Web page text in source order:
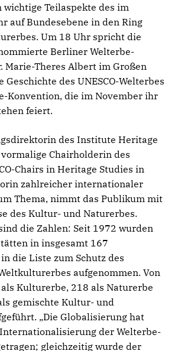
wichtige Teilaspekte des im
auf Bundesebene in den Ring
Um 18 Uhr spricht die
Berliner Welterbe-
Marie-Theres Albert im Großen
Geschichte des UNESCO-Welterbes
Konvention, die im November ihr
feiert.
des Institute Heritage
Chairholderin des
Chairs in Heritage Studies in
zahlreicher internationaler
Thema, nimmt das Publikum mit
des Kultur- und Naturerbes.
die Zahlen: Seit 1972 wurden
in insgesamt 167
die Liste zum Schutz des
aufgenommen. Von
Kulturerbe, 218 als Naturerbe
gemischte Kultur- und
„Die Globalisierung hat
der Welterbe-
gleichzeitig wurde der